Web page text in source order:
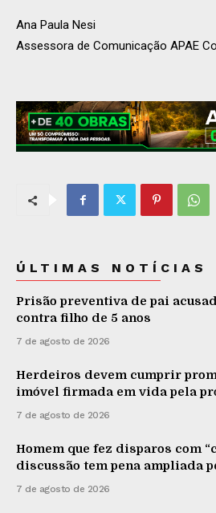
Ana Paula Nesi
Assessora de Comunicação APAE
ÚLTIMAS NOTÍCIAS
Prisão preventiva de pai
contra filho de 5 anos
7 de agosto de 2026
Herdeiros devem cumprir
imóvel firmada em vida pela
7 de agosto de 2026
Homem que fez disparos com
discussão tem pena ampliada
7 de agosto de 2026